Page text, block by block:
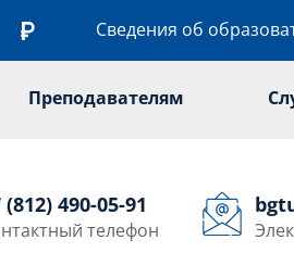
Сведения об
Преподавателям
(812) 490-05-91
телефон